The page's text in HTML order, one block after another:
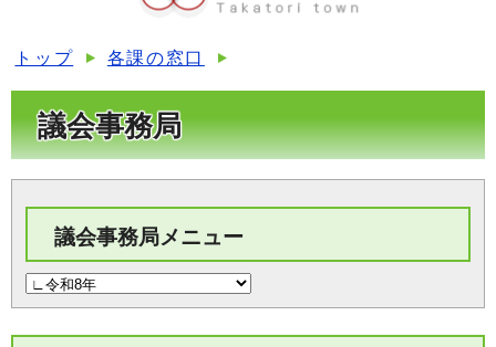
トップ 各課の窓口
議会事務局
議会事務局メニュー